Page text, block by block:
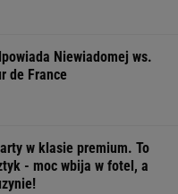
Niewiadomej ws.
de France
w klasie premium. To
- moc wbija w fotel, a